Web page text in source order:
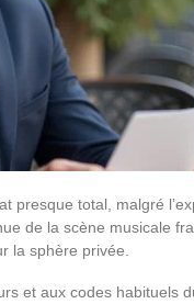
presque total, malgré
de la scène musicale
la sphère privée.
et aux codes habituels